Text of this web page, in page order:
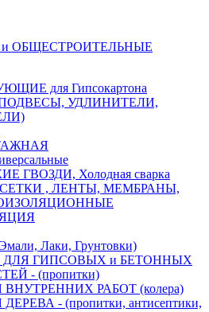
и ОБЩЕСТРОИТЕЛЬНЫЕ
для Гипсокартона
УДЛИНИТЕЛИ,
ГВОЗДИ, Холодная сварка
, ЛЕНТЫ, МЕМБРАНЫ,
Лаки, Грунтовки)
ДЛЯ ГИПСОВЫХ и БЕТОННЫХ
- (пропитки)
РАБОТ (колера)
- (пропитки, антисептики,